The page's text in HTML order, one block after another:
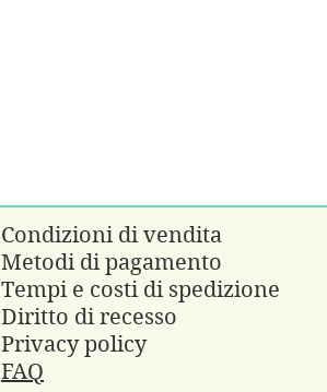
Condizioni di vendita
Metodi di pagamento
Tempi e costi di spedizione
Diritto di recesso
Privacy policy
FAQ